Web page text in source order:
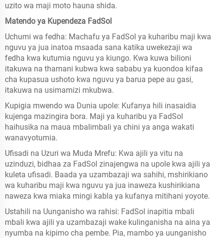
uzito wa maji moto hauna shida.
Matendo ya Kupendeza FadSol
Uchumi wa fedha: Machafu ya FadSol ya kuharibu maji kwa
nguvu ya jua inatoa msaada sana katika uwekezaji wa
fedha kwa kutumia nguvu ya kiungo. Kwa kuwa bilioni
itakuwa na thamani kubwa kwa sababu ya kuondoa kifaa
cha kupasua ushoto kwa nguvu ya barua pepe au gasi,
itakuwa na usimamizi mkubwa.
Kupigia mwendo wa Dunia upole: Kufanya hili inasaidia
kujenga mazingira bora. Maji ya kuharibu ya FadSol
haihusika na maua mbalimbali ya chini ya anga wakati
wanavyotumia.
Ufisadi na Uzuri wa Muda Mrefu: Kwa ajili ya vitu na
uzinduzi, bidhaa za FadSol zinajengwa na upole kwa ajili ya
kuleta ufisadi. Baada ya uzambazaji wa sahihi, mshirikiano
wa kuharibu maji kwa nguvu ya jua inaweza kushirikiana
naweza kwa miaka mingi kabla ya kufanya mitihani yoyote.
Ustahili na Uunganisho wa rahisi: FadSol inapitia mbali
mbali kwa ajili ya uzambazaji wake kulinganisha na aina ya
nyumba na kipimo cha pembe. Pia, mambo ya uunganisho